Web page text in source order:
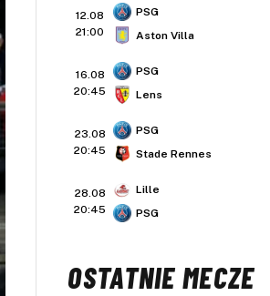
12.08
21:00
PSG
Aston Villa
16.08
20:45
PSG
Lens
23.08
20:45
PSG
Stade Rennes
28.08
20:45
Lille
PSG
OSTATNIE MECZE